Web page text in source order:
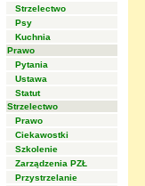
Strzelectwo
Psy
Kuchnia
Prawo
Pytania
Ustawa
Statut
Strzelectwo
Prawo
Ciekawostki
Szkolenie
Zarządzenia PZŁ
Przystrzelanie